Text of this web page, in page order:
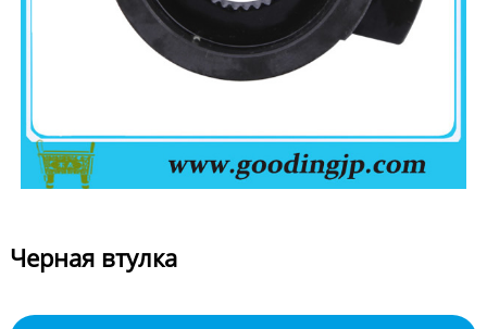
Черная втулка